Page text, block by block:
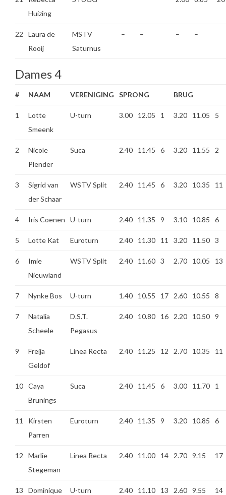
Huizing
22
Laura de
Rooij
MSTV
Saturnus
– – – –
Dames 4
# NAAM VERENIGING SPRONG BRUG
1
Lotte
Smeenk
U-turn 3.00 12.05 1 3.20 11.05 5
2
Nicole
Plender
Suca 2.40 11.45 6 3.20 11.55 2
3
Sigrid van
der Schaar
WSTV Split 2.40 11.45 6 3.20 10.35 11
4 Iris Coenen U-turn 2.40 11.35 9 3.10 10.85 6
5 Lotte Kat Euroturn 2.40 11.30 11 3.20 11.50 3
6
Imie
Nieuwland
WSTV Split 2.40 11.60 3 2.70 10.05 13
7 Nynke Bos U-turn 1.40 10.55 17 2.60 10.55 8
7
Natalia
Scheele
D.S.T.
Pegasus
2.40 10.80 16 2.20 10.50 9
9
Freija
Geldof
Linea Recta 2.40 11.25 12 2.70 10.35 11
10 Caya
Brunings
Suca 2.40 11.45 6 3.00 11.70 1
11
Kirsten
Parren
Euroturn 2.40 11.35 9 3.20 10.85 6
12
Marlie
Stegeman
Linea Recta 2.40 11.00 14 2.70 9.15 17
13
Dominique
U-turn 2.40 11.10 13 2.60 9.55 14